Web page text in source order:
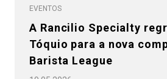
EVENTOS
A Rancilio Specialty
Tóquio para a nova
Barista League